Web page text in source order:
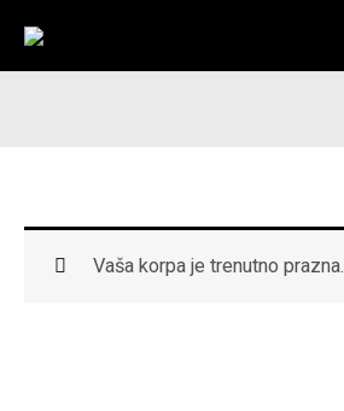
Vaša korpa je trenutno prazna.